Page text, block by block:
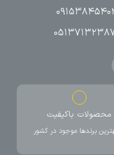
محصولات باکیفیت
برندها موجود در کشور